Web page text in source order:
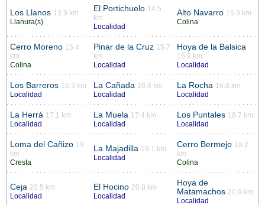
Los Llanos 13.9 km
Llanura(s)
El Portichuelo 14.5
km
Localidad
Alto Navarro 15.3 km
Colina
Cerro Moreno 15.4
km
Colina
Pinar de la Cruz 15.7
km
Localidad
Hoya de la Balsica
15.9 km
Localidad
Los Barreros 16.3 km
Localidad
La Cañada 16.6 km
Localidad
La Rocha 16.8 km
Localidad
La Herrá 17.1 km
Localidad
La Muela 17.4 km
Localidad
Los Puntales 18.7 km
Localidad
Loma del Cañizo 19
km
Cresta
La Majadilla 19.1 km
Localidad
Cerro Bermejo 19.2
km
Colina
Ceja 20.5 km
Localidad
El Hocino 20.8 km
Localidad
Hoya de
Matamachos 20.9 km
Localidad